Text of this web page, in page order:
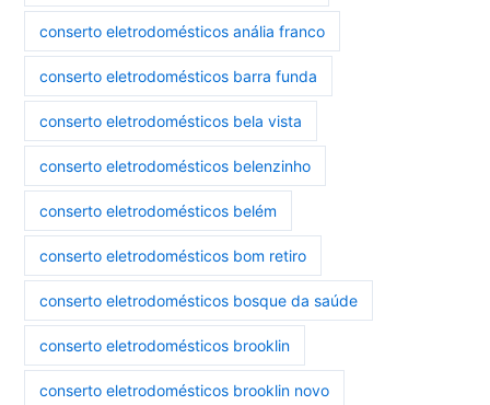
conserto eletrodomésticos anália franco
conserto eletrodomésticos barra funda
conserto eletrodomésticos bela vista
conserto eletrodomésticos belenzinho
conserto eletrodomésticos belém
conserto eletrodomésticos bom retiro
conserto eletrodomésticos bosque da saúde
conserto eletrodomésticos brooklin
conserto eletrodomésticos brooklin novo